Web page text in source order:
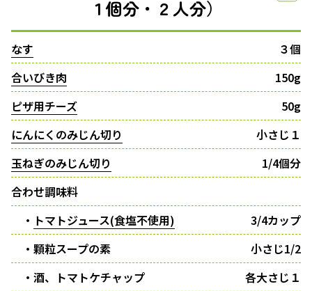
１個分・２人分）
なす
３個
合いびき肉
150g
ピザ用チーズ
50g
にんにくのみじん切り
小さじ１
玉ねぎのみじん切り
1/4個分
合わせ調味料
・ トマトジュース(食塩不使用)
3/4カップ
・顆粒スープの素
小さじ1/2
・酒、トマトケチャップ
各大さじ１